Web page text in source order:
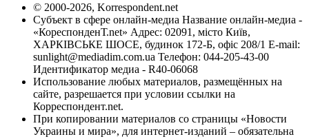
© 2000-2026, Korrespondent.net
Субъект в сфере онлайн-медиа Название онлайн-медиа -
«КореспонденТ.net» Адрес: 02091, місто Київ,
ХАРКІВСЬКЕ ШОСЕ, будинок 172-Б, офіс 208/1 E-mail:
sunlight@mediadim.com.ua Телефон: 044-205-43-00
Идентификатор медиа - R40-06068
Использование любых материалов, размещённых на
сайте, разрешается при условии ссылки на
Корреспондент.net.
При копировании материалов со страницы «Новости
Украины и мира», для интернет-изданий – обязательна